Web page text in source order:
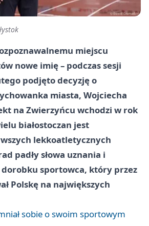
miejscu
nowe imię – podczas sesji
podjęto decyzję o
miasta, Wojciecha
na Zwierzyńcu wchodzi w rok
białostoczan jest
lekkoatletycznych
padły słowa uznania i
sportowca, który przez
Polskę na największych
sobie o swoim sportowym